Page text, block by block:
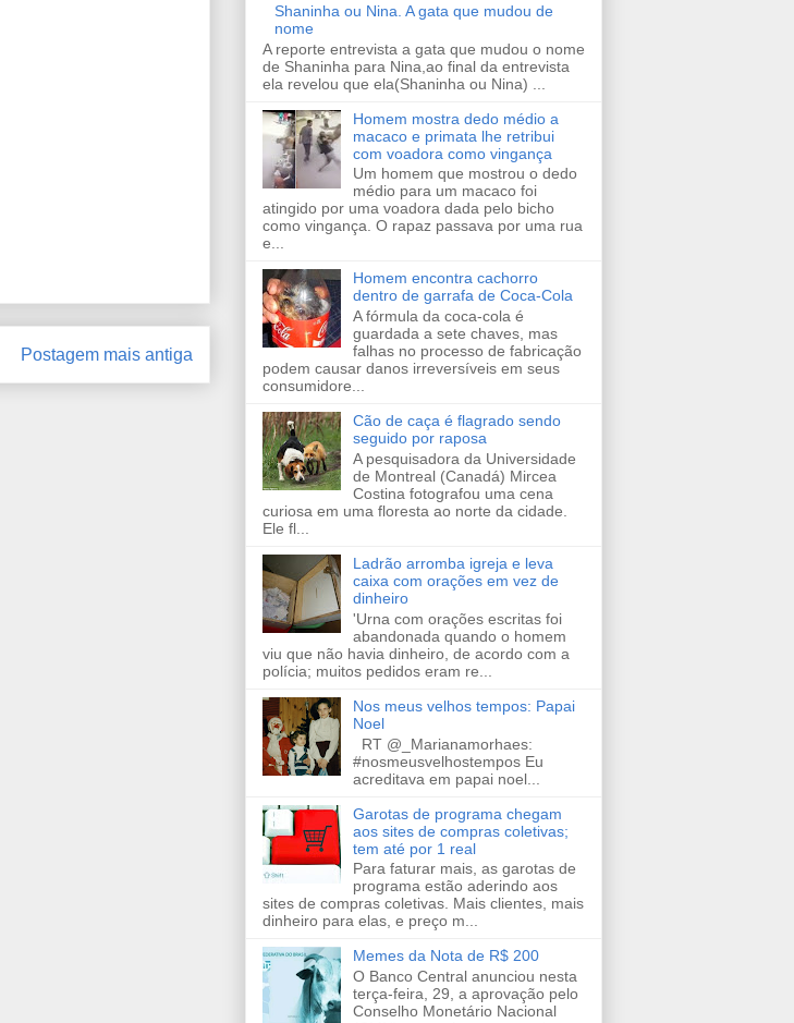
Postagem mais antiga
Shaninha ou Nina. A gata que mudou de
nome
A reporte entrevista a gata que mudou o nome
de Shaninha para Nina,ao final da entrevista
ela revelou que ela(Shaninha ou Nina) ...
Homem mostra dedo médio a
macaco e primata lhe retribui
com voadora como vingança
Um homem que mostrou o dedo
médio para um macaco foi
atingido por uma voadora dada pelo bicho
como vingança. O rapaz passava por uma rua
e...
Homem encontra cachorro
dentro de garrafa de Coca-Cola
A fórmula da coca-cola é
guardada a sete chaves, mas
falhas no processo de fabricação
podem causar danos irreversíveis em seus
consumidore...
Cão de caça é flagrado sendo
seguido por raposa
A pesquisadora da Universidade
de Montreal (Canadá) Mircea
Costina fotografou uma cena
curiosa em uma floresta ao norte da cidade.
Ele fl...
Ladrão arromba igreja e leva
caixa com orações em vez de
dinheiro
'Urna com orações escritas foi
abandonada quando o homem
viu que não havia dinheiro, de acordo com a
polícia; muitos pedidos eram re...
Nos meus velhos tempos: Papai
Noel
RT @_Marianamorhaes:
#nosmeusvelhostempos Eu
acreditava em papai noel...
Garotas de programa chegam
aos sites de compras coletivas;
tem até por 1 real
Para faturar mais, as garotas de
programa estão aderindo aos
sites de compras coletivas. Mais clientes, mais
dinheiro para elas, e preço m...
Memes da Nota de R$ 200
O Banco Central anunciou nesta
terça-feira, 29, a aprovação pelo
Conselho Monetário Nacional